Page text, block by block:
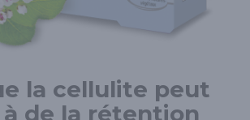
la cellulite peut
de la rétention